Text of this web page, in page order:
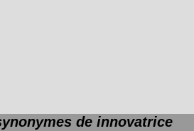
de innovatrice